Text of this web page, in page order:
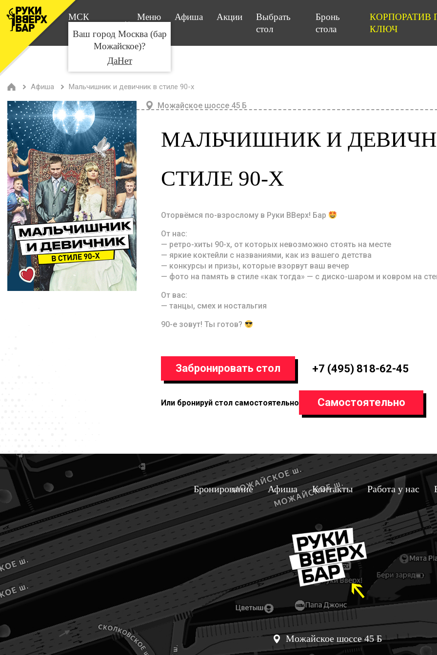
МСК
Можайка
Ваш город Москва (бар
Можайское)?
ДаНет
Меню Афиша Акции
Выбрать
стол
Бронь
стола
КОРПОРАТИВ
КЛЮЧ
Афиша Мальчишник и девичник в стиле 90-х
Можайское шоссе 45 Б
МАЛЬЧИШНИК И
СТИЛЕ 90-Х
Оторвёмся по-взрослому в Руки ВВерх! Бар
От нас:
— ретро-хиты 90-х, от которых невозможно стоять на месте
— яркие коктейли с названиями, как из вашего детства
— конкурсы и призы, которые взорвут ваш вечер
— фото на память в стиле «как тогда» — с диско-шаром и ковром на
От вас:
— танцы, смех и ностальгия
90-е зовут! Ты готов?
Забронировать стол +7 (495) 818-62-45
Или бронируй стол самостоятельно Самостоятельно
Бронирование Афиша Контакты Работа у нас
Можайское шоссе 45 Б